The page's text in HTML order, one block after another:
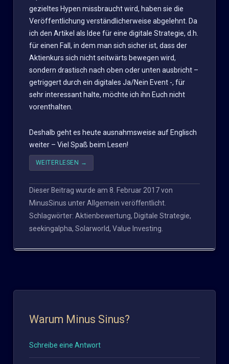
gezieltes Hypen missbraucht wird, haben sie die
Veröffentlichung verständlicherweise abgelehnt. Da
ich den Artikel als Idee für eine digitale Strategie, d.h.
für einen Fall, in dem man sich sicher ist, dass der
Aktienkurs sich nicht seitwärts bewegen wird,
sondern drastisch nach oben oder unten ausbricht –
getriggert durch ein digitales Ja/Nein Event -, für
sehr interessant halte, möchte ich ihn Euch nicht
vorenthalten.
Deshalb geht es heute ausnahmsweise auf Englisch
weiter – Viel Spaß beim Lesen!
WEITERLESEN →
Dieser Beitrag wurde am 8. Februar 2017von
MinusSinus unterAllgemein veröffentlicht.
Schlagwörter: Aktienbewertung, Digitale Strategie,
seekingalpha, Solarworld, Value Investing.
Warum Minus Sinus?
Schreibe eine Antwort